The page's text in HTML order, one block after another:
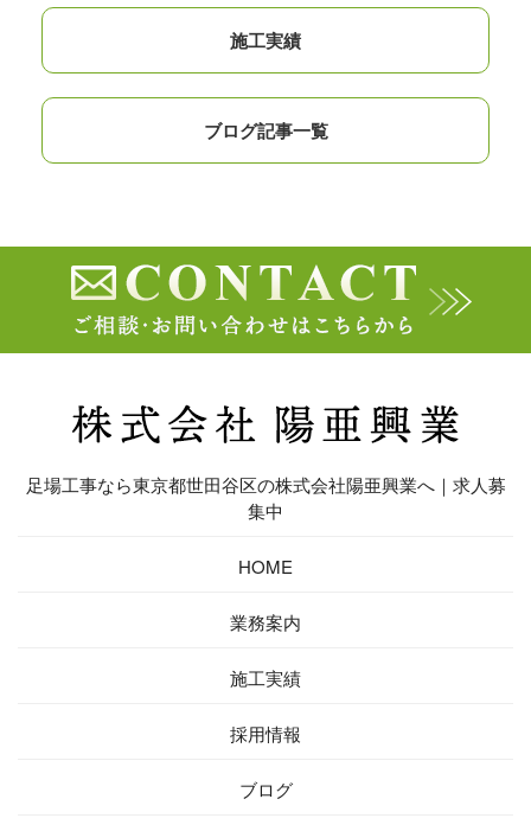
施工実績
ブログ記事一覧
足場工事なら東京都世田谷区の株式会社陽亜興業へ｜求人募
集中
HOME
業務案内
施工実績
採用情報
ブログ